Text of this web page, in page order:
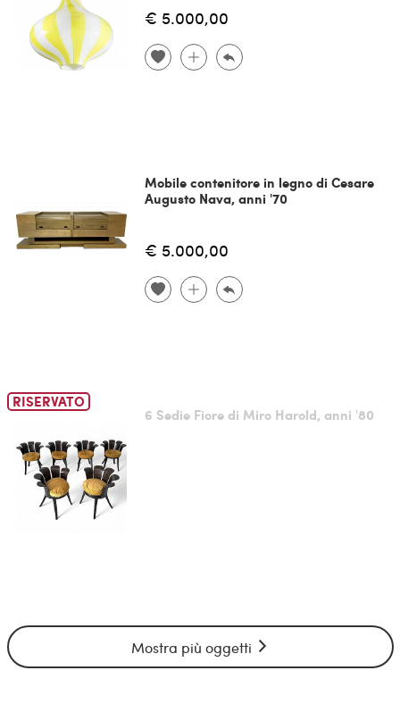
€ 5.000,00
Mobile contenitore in legno di Cesare
Augusto Nava, anni '70
€ 5.000,00
RISERVATO
6 Sedie Fiore di Miro Harold, anni '80
Mostra più oggetti